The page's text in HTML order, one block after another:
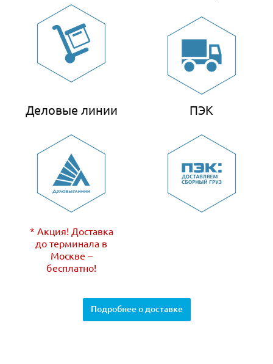
Деловые линии
* Акция! Доставка
до терминала в
Москве –
бесплатно!
ПЭК
Подробнее о доставке